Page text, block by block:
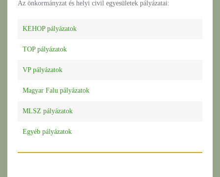
Az önkormányzat és helyi civil egyesületek pályázatai:
KEHOP pályázatok
TOP pályázatok
VP pályázatok
Magyar Falu pályázatok
MLSZ pályázatok
Egyéb pályázatok